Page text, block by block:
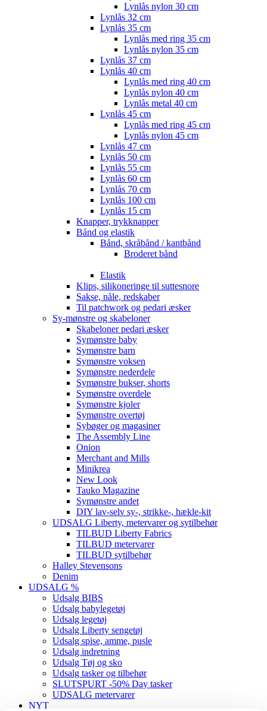
Lynlås nylon 30 cm
Lynlås 32 cm
Lynlås 35 cm
Lynlås med ring 35 cm
Lynlås nylon 35 cm
Lynlås 37 cm
Lynlås 40 cm
Lynlås med ring 40 cm
Lynlås nylon 40 cm
Lynlås metal 40 cm
Lynlås 45 cm
Lynlås med ring 45 cm
Lynlås nylon 45 cm
Lynlås 47 cm
Lynlås 50 cm
Lynlås 55 cm
Lynlås 60 cm
Lynlås 70 cm
Lynlås 100 cm
Lynlås 15 cm
Knapper, trykknapper
Bånd og elastik
Bånd, skråbånd / kantbånd
Broderet bånd
Elastik
Klips, silikoneringe til suttesnore
Sakse, nåle, redskaber
Til patchwork og pedari æsker
Sy-mønstre og skabeloner
Skabeloner pedari æsker
Symønstre baby
Symønstre barn
Symønstre voksen
Symønstre nederdele
Symønstre bukser, shorts
Symønstre overdele
Symønstre kjoler
Symønstre overtøj
Sybøger og magasiner
The Assembly Line
Onion
Merchant and Mills
Minikrea
New Look
Tauko Magazine
Symønstre andet
DIY lav-selv sy-, strikke-, hækle-kit
UDSALG Liberty, metervarer og sytilbehør
TILBUD Liberty Fabrics
TILBUD metervarer
TILBUD sytilbehør
Halley Stevensons
Denim
UDSALG %
Udsalg BIBS
Udsalg babylegetøj
Udsalg legetøj
Udsalg Liberty sengetøj
Udsalg spise, amme, pusle
Udsalg indretning
Udsalg Tøj og sko
Udsalg tasker og tilbehør
SLUTSPURT -50% Day tasker
UDSALG metervarer
NYT